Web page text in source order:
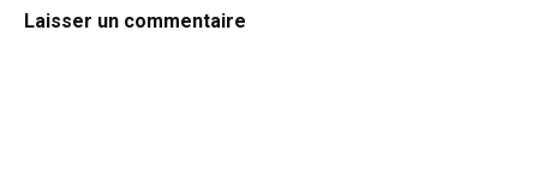
Laisser un commentaire